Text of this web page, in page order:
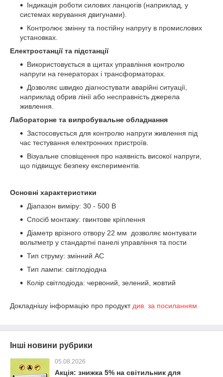
Індикація роботи силових ланцюгів (наприклад, у
системах керування двигунами).
Контролює змінну та постійну напругу в промислових
установках.
Електростанції та підстанції
Використовується в щитах управління контролю
напруги на генераторах і трансформаторах.
Дозволяє швидко діагностувати аварійні ситуації,
наприклад обрив лінії або несправність джерела
живлення.
Лабораторне та випробувальне обладнання
Застосовується для контролю напруги живлення під
час тестування електронних пристроїв.
Візуальне сповіщення про наявність високої напруги,
що підвищує безпеку експериментів.
Основні характеристики
Діапазон виміру: 30 - 500 В
Спосіб монтажу: гвинтове кріплення
Діаметр врізного отвору 22 мм дозволяє монтувати
вольтметр у стандартні панелі управління та пости
Тип струму: змінний AC
Тип лампи: світлодіодна
Колір світлодіода: червоний, зелений, жовтий
Докладнішу інформацію про продукт див. за посиланням
Інші новини рубрики
05.08.2026
Акція: знижка 5% на світильник для